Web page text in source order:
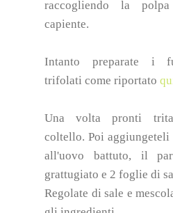
raccogliendo la
capiente.
Intanto preparate i
trifolati come riportato
Una volta pronti
coltello. Poi aggiungeteli
all'uovo battuto, il
grattugiato e 2 foglie di
Regolate di sale e